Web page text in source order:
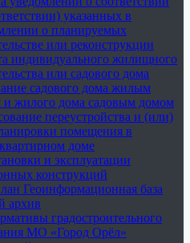
указанных в
о планируемых
или реконструкции
индивидуального жилищного
или садового дома
садового дома жилым
и жилого дома садовым домом
переустройства и (или)
помещения в
доме
и эксплуатации
конструкций
Геоинформационная база
архив
градостроительного
МО «Город Орёл»